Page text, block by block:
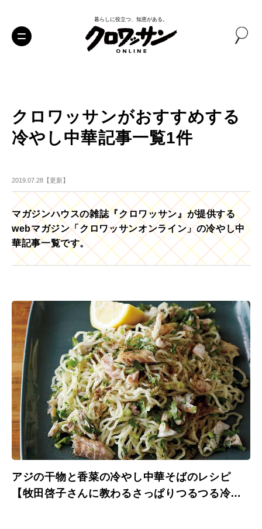
暮らしに役立つ、知恵がある。
クロワッサンがおすすめする
冷やし中華記事一覧1件
2019.07.28【更新】
マガジンハウスの雑誌『クロワッサン』が提供する
webマガジン「クロワッサンオンライン」の冷やし中
華記事一覧です。
アジの干物と香菜の冷やし中華そばのレシピ
【牧田啓子さんに教わるさっぱりつるつる冷た